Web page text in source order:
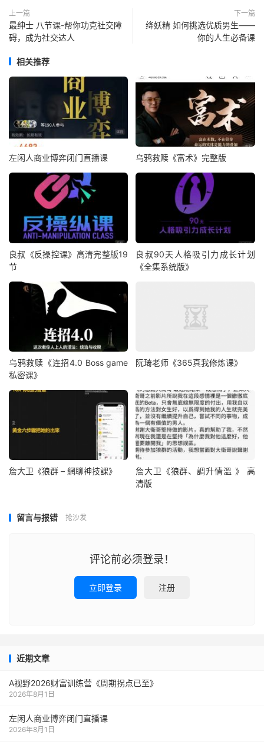
上一篇
最绅士 八节课-帮你功克社交障
碍，成为社交达人
下一篇
绛妖精 如何挑选优质男生——
你的人生必备课
相关推荐
左闲人商业博弈闭门直播课 乌鸦救赎《富术》完整版
良叔《反操控课》高清完整版19
节
良叔90天人格吸引力成长计划
《全集系统版》
乌鸦救赎《连招4.0 Boss game
私密课》
阮琦老师《365真我修炼课》
詹大卫《狼群 – 網聊神技課》
詹大卫《狼群、調升情‬溫 》 高
清版
留言与报错 抢沙发
评论前必须登录！
立即登录 注册
近期文章
A视野2026财富训练营《周期拐点已至》
2026年8月1日
左闲人商业博弈闭门直播课
2026年8月1日